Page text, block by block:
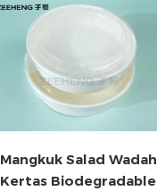
Lead time hanya 10-25
hari. Hubungi kami kapan
Mangkuk Salad Wadah
Kertas Biodegradable